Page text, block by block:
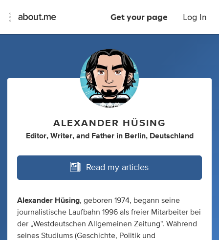
Get your page Log In
ALEXANDER HÜSING
Editor, Writer, and Father in Berlin, Deutschland
Read my articles
Alexander Hüsing, geboren 1974, begann seine
journalistische Laufbahn 1996 als freier Mitarbeiter bei
der „Westdeutschen Allgemeinen Zeitung". Während
seines Studiums (Geschichte, Politik und